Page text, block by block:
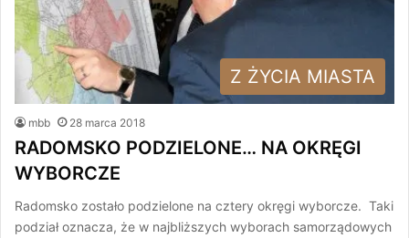
Z ŻYCIA MIASTA
mbb 28 marca 2018
RADOMSKO PODZIELONE… NA OKRĘGI
WYBORCZE
Radomsko zostało podzielone na cztery okręgi wyborcze. Taki
podział oznacza, że w najbliższych wyborach samorządowych